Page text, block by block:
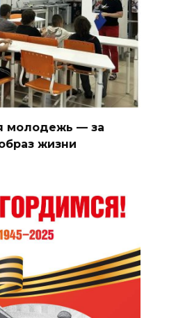
молодежь — за
жизни